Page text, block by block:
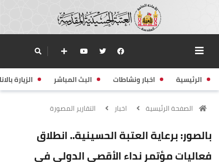
الرئيسية اخبار ونشاطات البث المباشر الزيارة
الصفحة الرئيسية اخبار التقارير المصورة
بالصور: برعاية العتبة الحسينية.. انطلاق
فعاليات مؤتمر نداء الأقصى الدولي في